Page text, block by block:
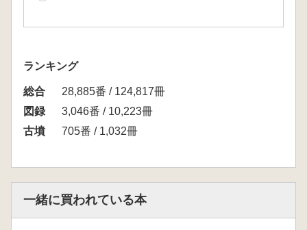
ランキング
総合
28,885番 / 124,817冊
図録
3,046番 / 10,223冊
古墳
705番 / 1,032冊
一緒に買われている本